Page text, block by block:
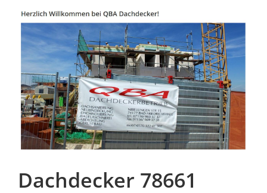
Dachdecker 78661